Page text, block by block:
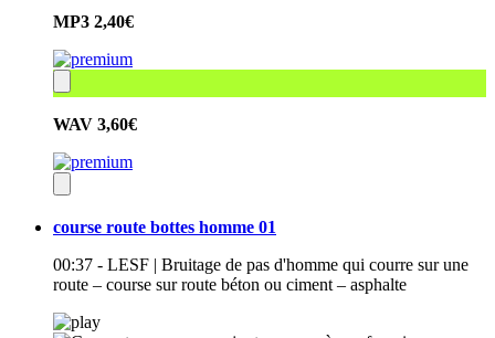
MP3 2,40€
WAV 3,60€
course route bottes homme 01
00:37 - LESF | Bruitage de pas d'homme qui courre sur une
route – course sur route béton ou ciment – asphalte